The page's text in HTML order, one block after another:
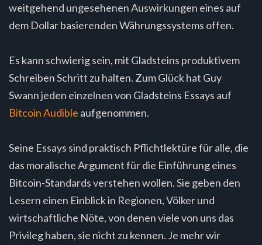
weitgehend ungesehenen Auswirkungen eines auf
dem Dollar basierenden Währungssystems offen.
Es kann schwierig sein, mit Gladsteins produktivem
Schreiben Schritt zu halten. Zum Glück hat Guy
Swann jeden einzelnen von Gladsteins Essays auf
Bitcoin Audible aufgenommen.
Seine Essays sind praktisch Pflichtlektüre für alle, die
das moralische Argument für die Einführung eines
Bitcoin-Standards verstehen wollen. Sie geben den
Lesern einen Einblick in Regionen, Völker und
wirtschaftliche Nöte, von denen viele von uns das
Privileg haben, sie nicht zu kennen. Je mehr wir